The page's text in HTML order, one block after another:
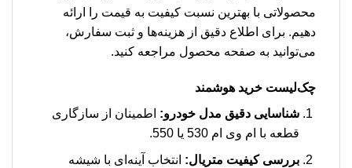
محصولاتی با بهترین نسبت کیفیت به قیمت را ارائه
دهیم. برای اطلاع دقیق از هزینه‌ها و ثبت سفارش،
می‌توانید به صفحه محصول مراجعه کنید.
چک‌لیست خرید هوشمند
شناسایی دقیق مدل خودرو: اطمینان از سازگاری
قطعه با ام وی ام 530 یا 550.
بررسی کیفیت متریال: انتخاب آینه‌ای با شیشه